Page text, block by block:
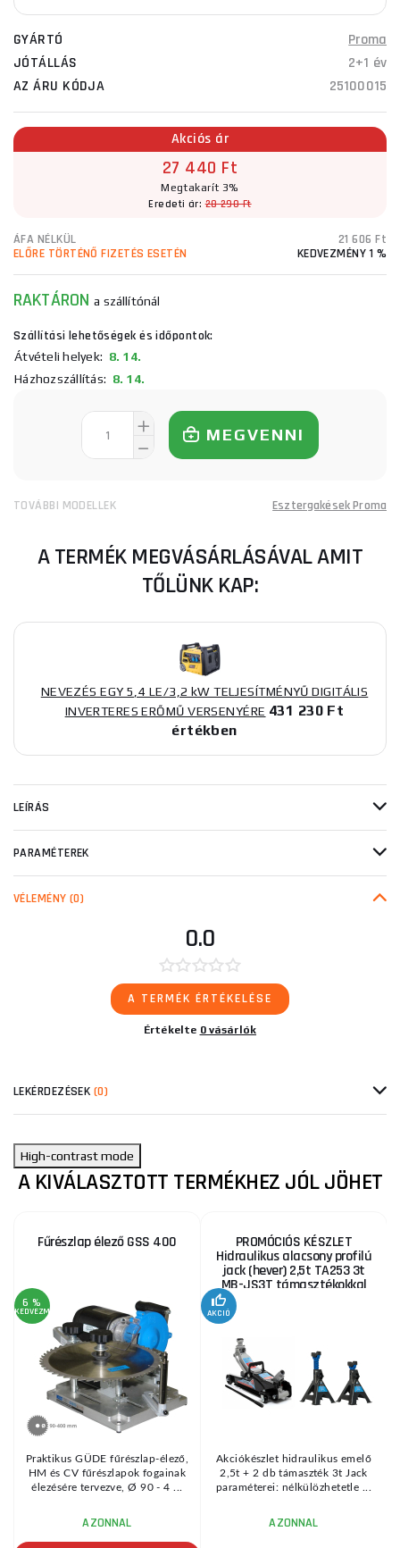
GYÁRTÓ
Proma
JÓTÁLLÁS
2+1 év
AZ ÁRU KÓDJA
25100015
Akciós ár
27 440 Ft
Megtakarít 3%
Eredeti ár:28 290 Ft
ÁFA NÉLKÜL
21 606 Ft
ELŐRE TÖRTÉNŐ FIZETÉS ESETÉN
KEDVEZMÉNY 1 %
RAKTÁRONa szállítónál
Szállítási lehetőségek és időpontok:
Átvételi helyek: 8. 14.
Házhozszállítás: 8. 14.
MEGVENNI
TOVÁBBI MODELLEK Esztergakések Proma
A TERMÉK MEGVÁSÁRLÁSÁVAL AMIT
TŐLÜNK KAP:
NEVEZÉS EGY 5,4 LE/3,2 kW TELJESÍTMÉNYŰ DIGITÁLIS
INVERTERES ERŐMŰ VERSENYÉRE 431 230 Ft
értékben
LEÍRÁS
PARAMÉTEREK
VÉLEMÉNY (0)
0.0
A TERMÉK ÉRTÉKELÉSE
Értékelte 0 vásárlók
LEKÉRDEZÉSEK (0)
High-contrast mode
A KIVÁLASZTOTT TERMÉKHEZ JÓL JÖHET
Fűrészlap élező GSS 400
6 %
KEDVEZMÉNY
Praktikus GÜDE fűrészlap-élező,
HM és CV fűrészlapok fogainak
élezésére tervezve, Ø 90 - 4 ...
AZONNAL
PROMÓCIÓS KÉSZLET
Hidraulikus alacsony profilú
jack (hever) 2,5t TA253 3t
MB-JS3T támasztékokkal
AKCIÓ
Akciókészlet hidraulikus emelő
2,5t + 2 db támaszték 3t Jack
paraméterei: nélkülözhetetle ...
AZONNAL